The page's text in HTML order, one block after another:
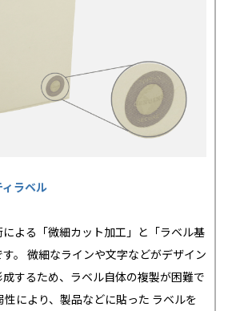
ラベル
よる「微細カット加工」と「ラベル基
。 微細なラインや文字などがデザイン
するため、ラベル自体の複製が困難で
により、製品などに貼った ラベルを